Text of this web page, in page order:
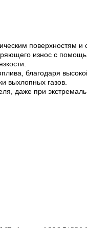
износ с
благодаря
выхлопных газов.
даже при